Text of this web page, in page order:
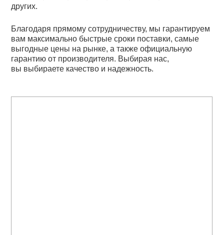
других.
Благодаря прямому сотрудничеству, мы гарантируем
вам максимально быстрые сроки поставки, самые
выгодные цены на рынке, а также официальную
гарантию от производителя. Выбирая нас,
вы выбираете качество и надежность.